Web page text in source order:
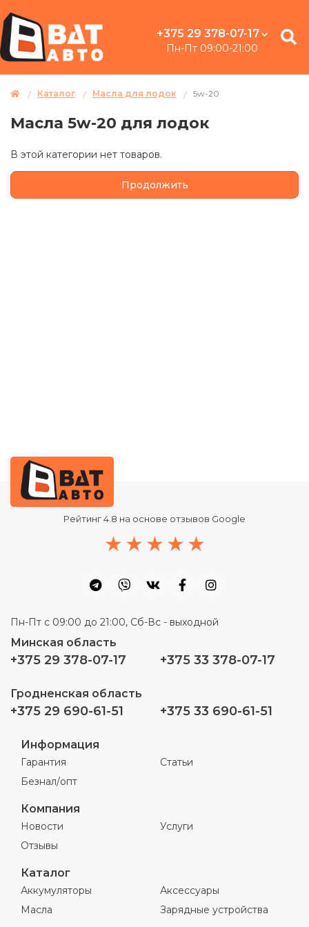
+375 29 378-07-17
Пн-Пт 09:00-21:00
Каталог Масла для лодок 5w-20
Масла 5w-20 для лодок
В этой категории нет товаров.
Продолжить
Рейтинг4.8 на основе отзывов Google
Пн-Пт с 09:00 до 21:00, Сб-Вс - выходной
Минская область
+375 29 378-07-17 +375 33 378-07-17
Гродненская область
+375 29 690-61-51 +375 33 690-61-51
Информация
Гарантия
Безнал/опт
Статьи
Компания
Новости
Отзывы
Услуги
Каталог
Аккумуляторы
Масла
Аксессуары
Зарядные устройства